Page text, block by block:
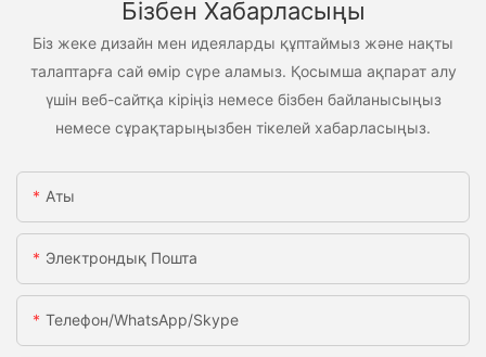
Бізбен Хабарласыңы
Біз жеке дизайн мен идеяларды құптаймыз және нақты
талаптарға сай өмір сүре аламыз. Қосымша ақпарат алу
үшін веб-сайтқа кіріңіз немесе бізбен байланысыңыз
немесе сұрақтарыңызбен тікелей хабарласыңыз.
Аты
Электрондық Пошта
Телефон/WhatsApp/Skype